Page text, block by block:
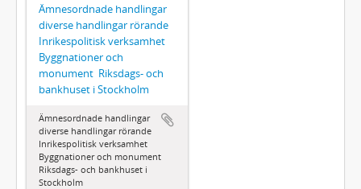
Ämnesordnade handlingar 
diverse handlingar rörande
Inrikespolitisk verksamhet 
Byggnationer och
monument  Riksdags- och
bankhuset i Stockholm
Ämnesordnade handlingar 
diverse handlingar rörande
Inrikespolitisk verksamhet 
Byggnationer och monument 
Riksdags- och bankhuset i
Stockholm